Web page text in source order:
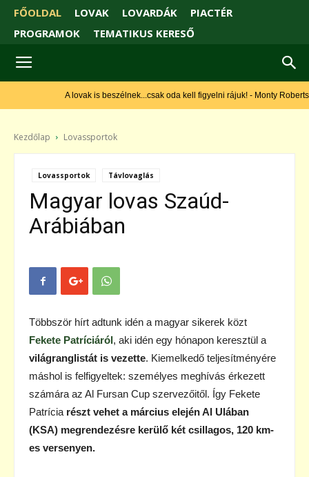
FŐOLDAL LOVAK LOVARDÁK
PIACTÉR
PROGRAMOK
TEMATIKUS KERESŐ
A lovak is beszélnek...csak oda kell figyelni rájuk! - Monty Roberts
Kezdőlap Lovassportok
Lovassportok Távlovaglás
Magyar lovas Szaúd-
Arábiában
Többször hírt adtunk idén a magyar sikerek közt
Fekete Patríciáról, aki idén egy hónapon keresztül a
világranglistát is vezette. Kiemelkedő teljesítményére
máshol is felfigyeltek: személyes meghívás érkezett
számára az Al Fursan Cup szervezőitől. Így Fekete
Patrícia részt vehet a március elején Al Ulában
(KSA) megrendezésre kerülő két csillagos, 120 km-
es versenyen.